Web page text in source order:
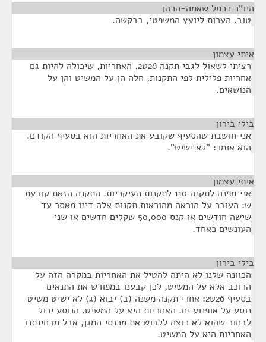
היו"ר כרמל שאמה-הכהן
טוב. הערות ליועץ המשפטי, בבקשה.
איתי עצמון
רציתי לשאול לגבי תקנה 26ט2. האחריות, שיכולה להיות גם
אחריות פלילית לפי התקנות, חלה הן על המשיט והן על
הנושאים.
בילי בירון
אני חושבת שהסעיף שקובע את האחריות הוא בסעיף הקודם.
הוא אומר: "לא ישיט".
איתי עצמון
אני מפנה לתקנה 110 לתקנות העיקריות. התקנה הזאת קובעת
ש: העובר על הוראה מהוראות תקנות אלה דינו מאסר עד
שישה חודשים או קנס 50,000 שקלים חדשים או שני
העונשים כאחד.
בילי בירון
הכוונה שלנו לא היתה להטיל את האחריות במקרה הזה על
הרוכב אלא על המשיט, לכן קבענו במפורש את התנאים
בסעיף 26ט2: אחרי תקנה משנה (ב) יבוא (ג) לא ישיט משיט
נוסע על אופנוע ים. האחריות היא על המשיט. הנוסע יכול
לבחור שהוא לא רוצה ללבוש את מכנסי המגן, אבל מבחינתנו
האחריות היא על המשיט.